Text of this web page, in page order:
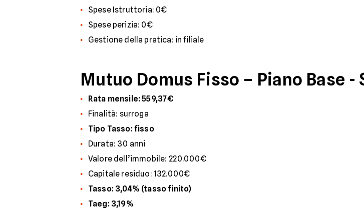
Spese Istruttoria: 0€
Spese perizia: 0€
Gestione della pratica: in filiale
Mutuo Domus Fisso – Piano Base -
Rata mensile: 559,37€
Finalità: surroga
Tipo Tasso: fisso
Durata: 30 anni
Valore dell’immobile: 220.000€
Capitale residuo: 132.000€
Tasso: 3,04% (tasso finito)
Taeg: 3,19%